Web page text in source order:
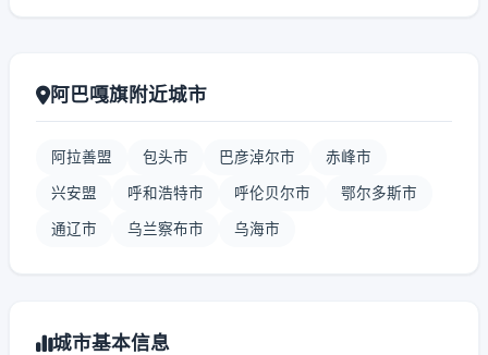
阿巴嘎旗附近城市
阿拉善盟 包头市 巴彦淖尔市 赤峰市
兴安盟 呼和浩特市 呼伦贝尔市 鄂尔多斯市
通辽市 乌兰察布市 乌海市
城市基本信息